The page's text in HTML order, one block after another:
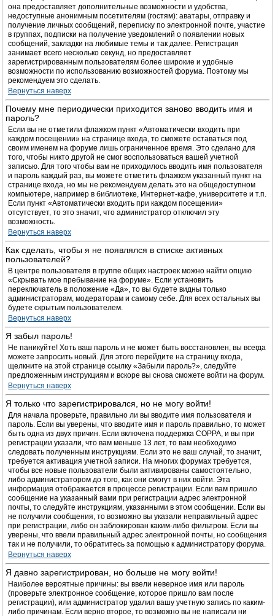
она предоставляет дополнительные возможности и удобства,
недоступные анонимным посетителям (гостям): аватары, отправку и
получение личных сообщений, переписку по электронной почте, участие
в группах, подписки на получение уведомлений о появлении новых
сообщений, закладки на любимые темы и так далее. Регистрация
занимает всего несколько секунд, но предоставляет
зарегистрированным пользователям более широкие и удобные
возможности по использованию возможностей форума. Поэтому мы
рекомендуем это сделать.
Вернуться наверх
Почему мне периодически приходится заново вводить имя и
пароль?
Если вы не отметили флажком пункт «Автоматически входить при
каждом посещении» на странице входа, то сможете оставаться под
своим именем на форуме лишь ограниченное время. Это сделано для
того, чтобы никто другой не смог воспользоваться вашей учетной
записью. Для того чтобы вам не приходилось вводить имя пользователя
и пароль каждый раз, вы можете отметить флажком указанный пункт на
странице входа, но мы не рекомендуем делать это на общедоступном
компьютере, например в библиотеке, Интернет-кафе, университете и т.п.
Если пункт «Автоматически входить при каждом посещении»
отсутствует, то это значит, что администратор отключил эту
возможность.
Вернуться наверх
Как сделать, чтобы я не появлялся в списке активных
пользователей?
В центре пользователя в группе общих настроек можно найти опцию
«Скрывать мое пребывание на форуме». Если установить
переключатель в положение «Да», то вы будете видны только
администраторам, модераторам и самому себе. Для всех остальных вы
будете скрытым пользователем.
Вернуться наверх
Я забыл пароль!
Не паникуйте! Хоть ваш пароль и не может быть восстановлен, вы всегда
можете запросить новый. Для этого перейдите на страницу входа,
щелкните на этой странице ссылку «Забыли пароль?», следуйте
предложенным инструкциям и вскоре вы снова сможете войти на форум.
Вернуться наверх
Я только что зарегистрировался, но не могу войти!
Для начала проверьте, правильно ли вы вводите имя пользователя и
пароль. Если вы уверены, что вводите имя и пароль правильно, то может
быть одна из двух причин. Если включена поддержка COPPA, и вы при
регистрации указали, что вам меньше 13 лет, то вам необходимо
следовать полученным инструкциям. Если это не ваш случай, то значит,
требуется активация учетной записи. На многих форумах требуется,
чтобы все новые пользователи были активированы самостоятельно,
либо администратором до того, как они смогут в них войти. Эта
информация отображается в процессе регистрации. Если вам пришло
сообщение на указанный вами при регистрации адрес электронной
почты, то следуйте инструкциям, указанными в этом сообщении. Если вы
не получили сообщения, то возможно вы указали неправильный адрес
при регистрации, либо он заблокирован каким-либо фильтром. Если вы
уверены, что ввели правильный адрес электронной почты, но сообщения
так и не получили, то обратитесь за помощью к администратору форума.
Вернуться наверх
Я давно зарегистрирован, но больше не могу войти!
Наиболее вероятные причины: вы ввели неверное имя или пароль
(проверьте электронное сообщение, которое пришло вам после
регистрации), или администратор удалил вашу учетную запись по каким-
либо причинам. Если верно второе, то возможно вы не написали ни